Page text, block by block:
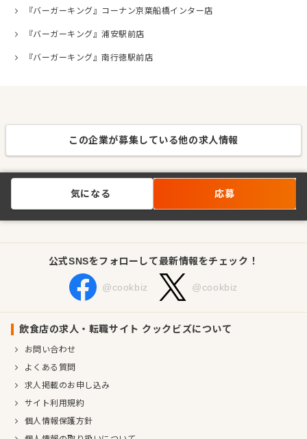
『バーガーキング』コーナン京葉船橋インター店
『バーガーキング』浦安駅前店
『バーガーキング』南行徳駅前店
この企業が募集している他の求人情報
気になる 応募
公式SNSをフォローして最新情報をチェック！
@cookbiz @cookbiz
飲食店の求人・転職サイト クックビズについて
お問い合わせ
よくある質問
求人掲載のお申し込み
サイト利用規約
個人情報保護方針